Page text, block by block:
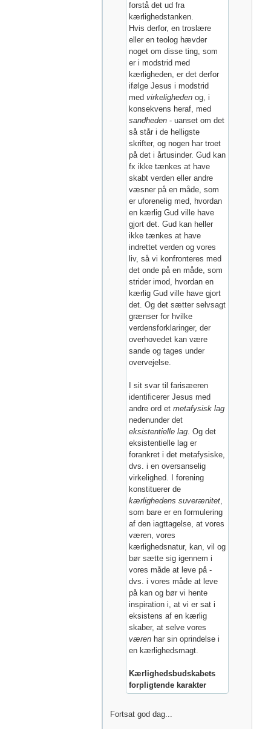
forstå det ud fra
kærlighedstanken.
Hvis derfor, en troslære
eller en teolog hævder
noget om disse ting, som
er i modstrid med
kærligheden, er det derfor
ifølge Jesus i modstrid
med virkeligheden og, i
konsekvens heraf, med
sandheden - uanset om det
så står i de helligste
skrifter, og nogen har troet
på det i årtusinder. Gud kan
fx ikke tænkes at have
skabt verden eller andre
væsner på en måde, som
er uforenelig med, hvordan
en kærlig Gud ville have
gjort det. Gud kan heller
ikke tænkes at have
indrettet verden og vores
liv, så vi konfronteres med
det onde på en måde, som
strider imod, hvordan en
kærlig Gud ville have gjort
det. Og det sætter selvsagt
grænser for hvilke
verdensforklaringer, der
overhovedet kan være
sande og tages under
overvejelse.
I sit svar til farisæeren
identificerer Jesus med
andre ord et metafysisk lag
nedenunder det
eksistentielle lag. Og det
eksistentielle lag er
forankret i det metafysiske,
dvs. i en oversanselig
virkelighed. I forening
konstituerer de
kærlighedens suverænitet,
som bare er en formulering
af den iagttagelse, at vores
væren, vores
kærlighedsnatur, kan, vil og
bør sætte sig igennem i
vores måde at leve på -
dvs. i vores måde at leve
på kan og bør vi hente
inspiration i, at vi er sat i
eksistens af en kærlig
skaber, at selve vores
væren har sin oprindelse i
en kærlighedsmagt.
Kærlighedsbudskabets
forpligtende karakter
Fortsat god dag...